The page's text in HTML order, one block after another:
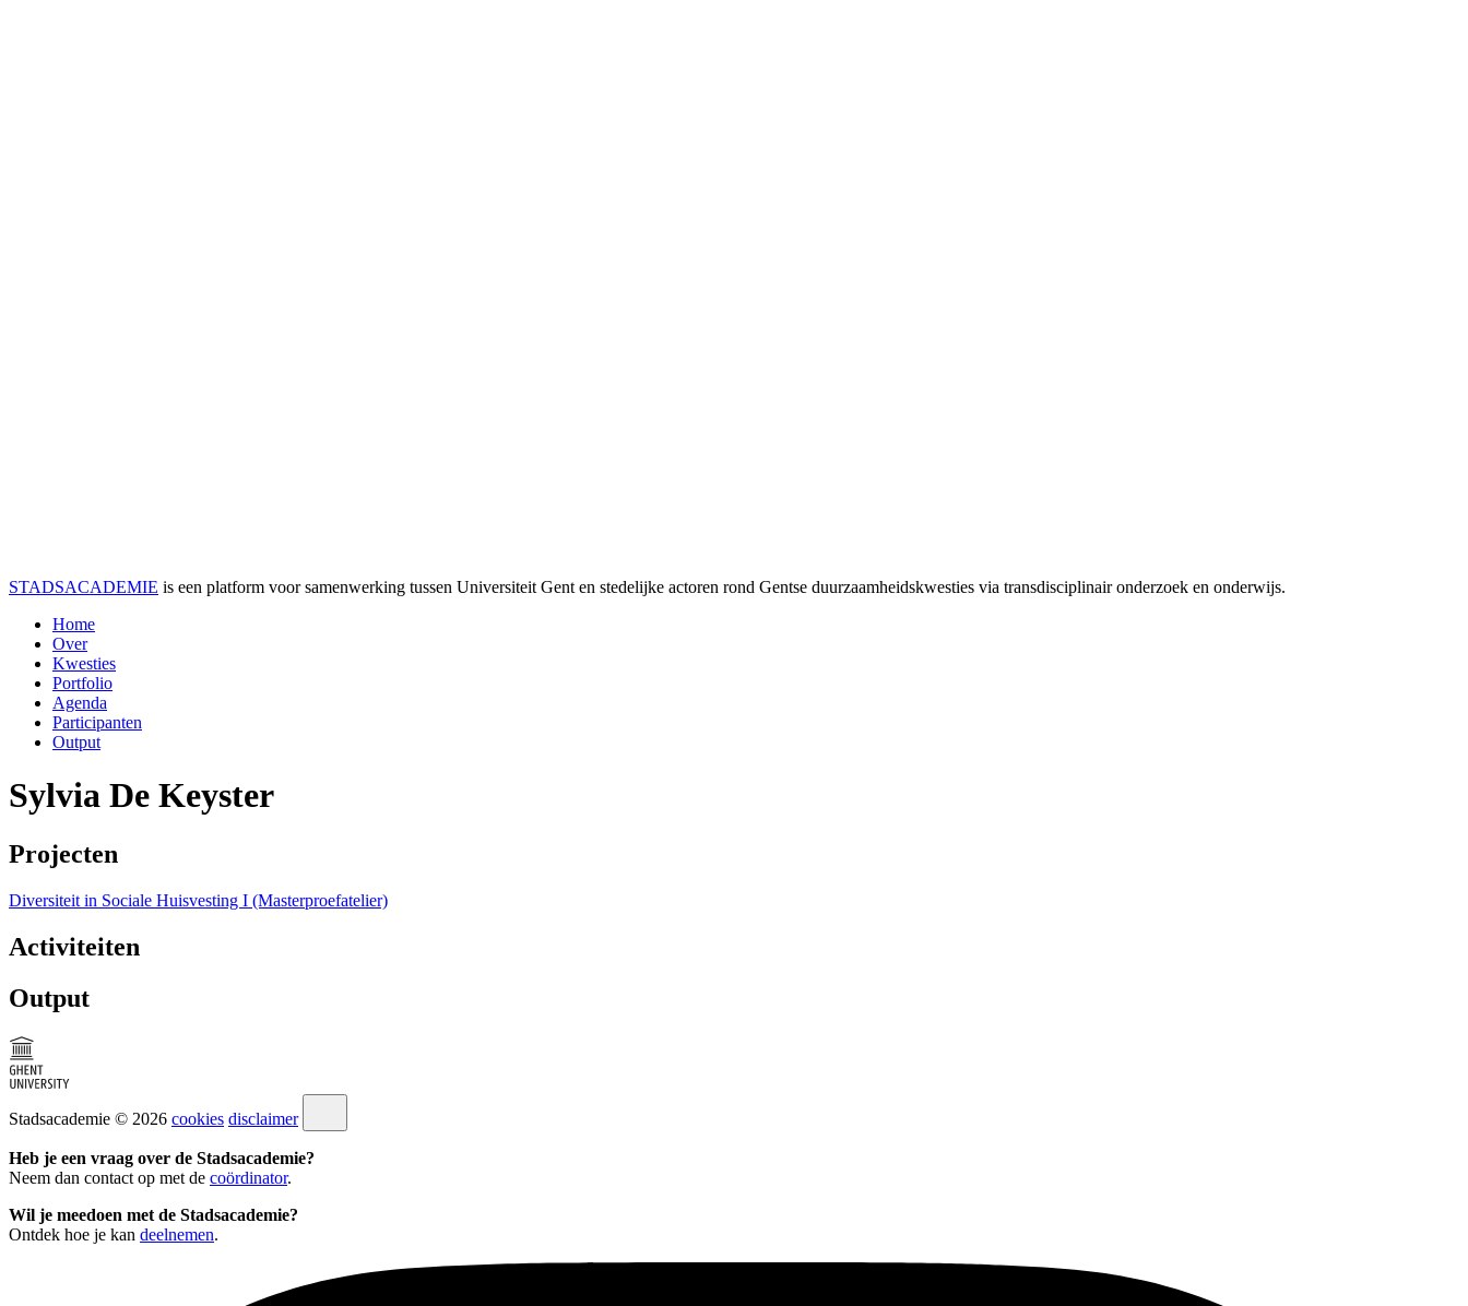
STADSACADEMIE is een platform voor samenwerking tussen Universiteit Gent en stedelijke actoren rond Gentse duurzaamheids­kwesties via transdisciplinair onderzoek en onderwijs.
Home
Over
Kwesties
Portfolio
Agenda
Participanten
Output
Sylvia De Keyster
Projecten
Diversiteit in Sociale Huisvesting I (Masterproefatelier)
Activiteiten
Output
Stadsacademie © 2026 cookies disclaimer
Heb je een vraag over de Stadsacademie?
Neem dan contact op met de coördinator.
Wil je meedoen met de Stadsacademie?
Ontdek hoe je kan deelnemen.